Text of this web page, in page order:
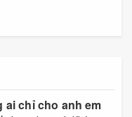
ai chỉ cho anh em